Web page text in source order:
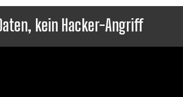
kein Hacker-Angriff